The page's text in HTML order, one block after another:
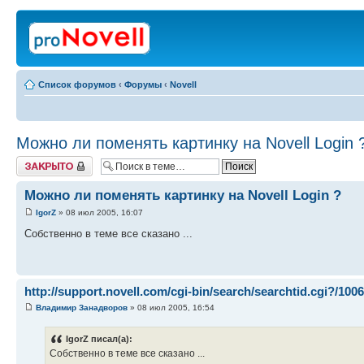
Список форумов ‹ Форумы ‹ Novell
Можно ли поменять картинку на Novell Login
Закрыто
Можно ли поменять картинку на Novell Login ?
IgorZ » 08 июл 2005, 16:07
Собственно в теме все сказано ...
http://support.novell.com/cgi-bin/search/searchtid.cgi?/1006
Владимир Занадворов » 08 июл 2005, 16:54
IgorZ писал(а):
Собственно в теме все сказано ...